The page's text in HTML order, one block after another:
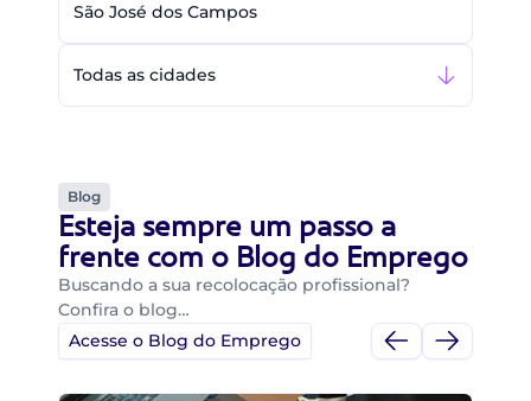
São José dos Campos
Todas as cidades
Blog
Esteja sempre um passo a
frente com o Blog do Emprego
Buscando a sua recolocação profissional?
Confira o blog…
Acesse o Blog do Emprego